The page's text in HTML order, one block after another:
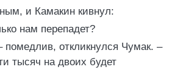
и Камакин кивнул:
нам перепадет?
откликнулся Чумак. –
тысяч на двоих будет